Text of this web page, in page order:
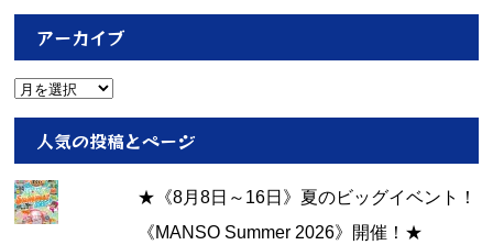
リ
ー
アーカイブ
ア
イ
ブ
人気の投稿とページ
★《8月8日～16日》夏のビッグイベント！
《MANSO Summer 2026》開催！★